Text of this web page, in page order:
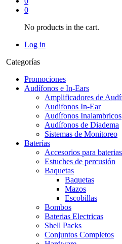
0
No products in the cart.
Log in
Categorías
Promociones
Audífonos e In-Ears
Amplificadores de
Audifonos In-Ear
Audífonos Inalambricos
Audífonos de Diadema
Sistemas de Monitoreo
Baterías
Accesorios para baterias
Estuches de percusión
Baquetas
Baquetas
Mazos
Escobillas
Bombos
Baterias Electricas
Shell Packs
Conjuntos Completos